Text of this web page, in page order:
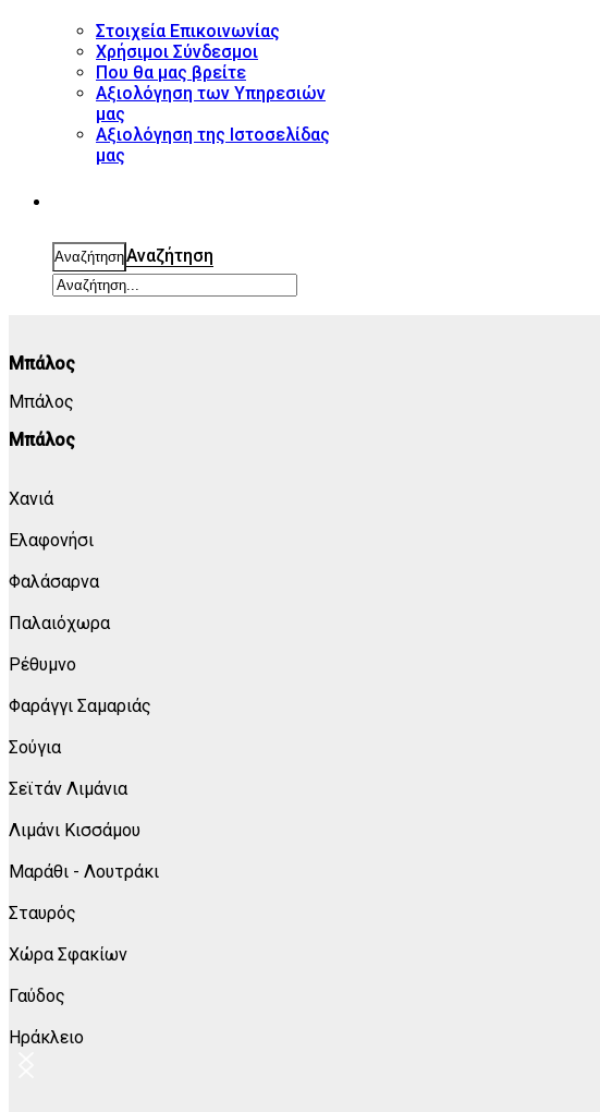
Στοιχεία Επικοινωνίας
Χρήσιμοι Σύνδεσμοι
Που θα μας βρείτε
Αξιολόγηση των Υπηρεσιών
μας
Αξιολόγηση της Ιστοσελίδας
μας
ΑναζήτησηΑναζήτηση
Μπάλος
Μπάλος
Μπάλος
Χανιά
Ελαφονήσι
Φαλάσαρνα
Παλαιόχωρα
Ρέθυμνο
Φαράγγι Σαμαριάς
Σούγια
Σεϊτάν Λιμάνια
Λιμάνι Κισσάμου
Μαράθι - Λουτράκι
Σταυρός
Χώρα Σφακίων
Γαύδος
Ηράκλειο